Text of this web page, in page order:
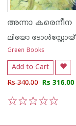
അന്നാ കരെനീന
ലിയോ ടോള്‍സ്റ്റോയ്
Green Books
Add to Cart
Rs 340.00 Rs 316.00